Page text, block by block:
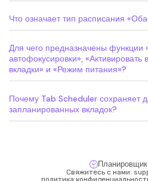
Что означает тип расписания
Для чего предназначены функции
автофокусировки»,
вкладки» и «Режим питания»?
Почему Tab Scheduler сохраняет
запланированных вкладок?
Планировщик
Свяжитесь с нами:
политика